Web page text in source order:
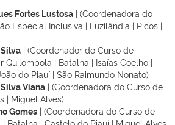
Fortes Lustosa | (Coordenadora do
Especial Inclusiva | Luzilândia | Picos |
| (Coordenador do Curso de
Quilombola | Batalha | Isaías Coelho |
do Piauí | São Raimundo Nonato)
Viana | (Coordenadora do Curso de
| Miguel Alves)
Gomes | (Coordenadora do Curso de